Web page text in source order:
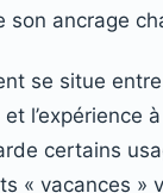
son ancrage
se situe
l’expérience
certains
« vacances »